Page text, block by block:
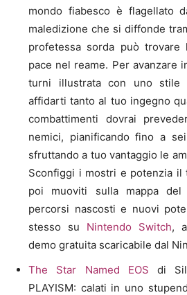
mondo fiabesco è flagellato
maledizione che si diffonde
profetessa sorda può
pace nel reame. Per avanzare
turni illustrata con uno stile
affidarti tanto al tuo ingegno
combattimenti dovrai
nemici, pianificando fino a
sfruttando a tuo vantaggio le
Sconfiggi i mostri e potenzia il
poi muoviti sulla mappa
percorsi nascosti e nuovi
stesso su Nintendo Switch,
demo gratuita scaricabile dal
The Star Named EOS di
PLAYISM: calati in uno